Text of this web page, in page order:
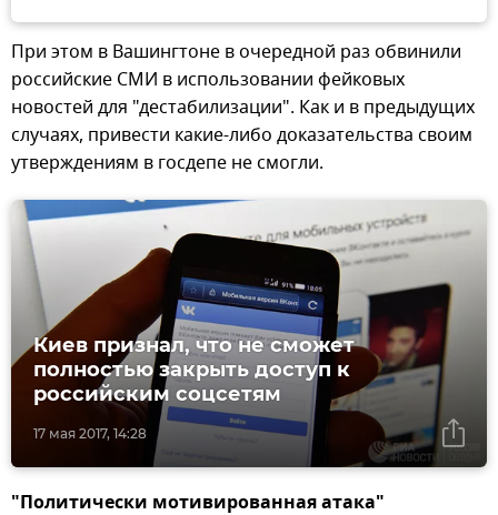
При этом в Вашингтоне в очередной раз обвинили
российские СМИ в использовании фейковых
новостей для "дестабилизации". Как и в предыдущих
случаях, привести какие-либо доказательства своим
утверждениям в госдепе не смогли.
17 мая 2017, 14:28
Киев признал, что не сможет
полностью закрыть доступ к
российским соцсетям
"Политически мотивированная атака"